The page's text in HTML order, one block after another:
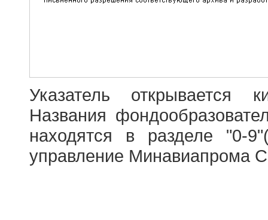
Указатель открывается
Названия
находятся в разделе "0-
управление Минавиапрома